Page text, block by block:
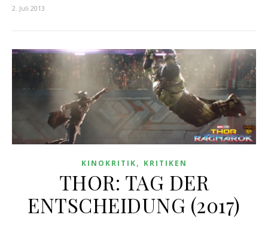
2. Juli 2013
KINOKRITIK, KRITIKEN
THOR: TAG DER
ENTSCHEIDUNG (2017)